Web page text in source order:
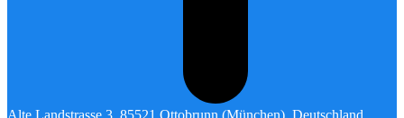
Alte Landstrasse 3, 85521 Ottobrunn (München), Deutschland